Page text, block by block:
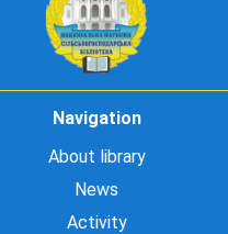
Navigation
About library
News
Activity